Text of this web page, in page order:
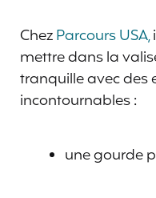
ChezParcours USA,
mettre dans la
tranquille avec des
incontournables :
une gourde